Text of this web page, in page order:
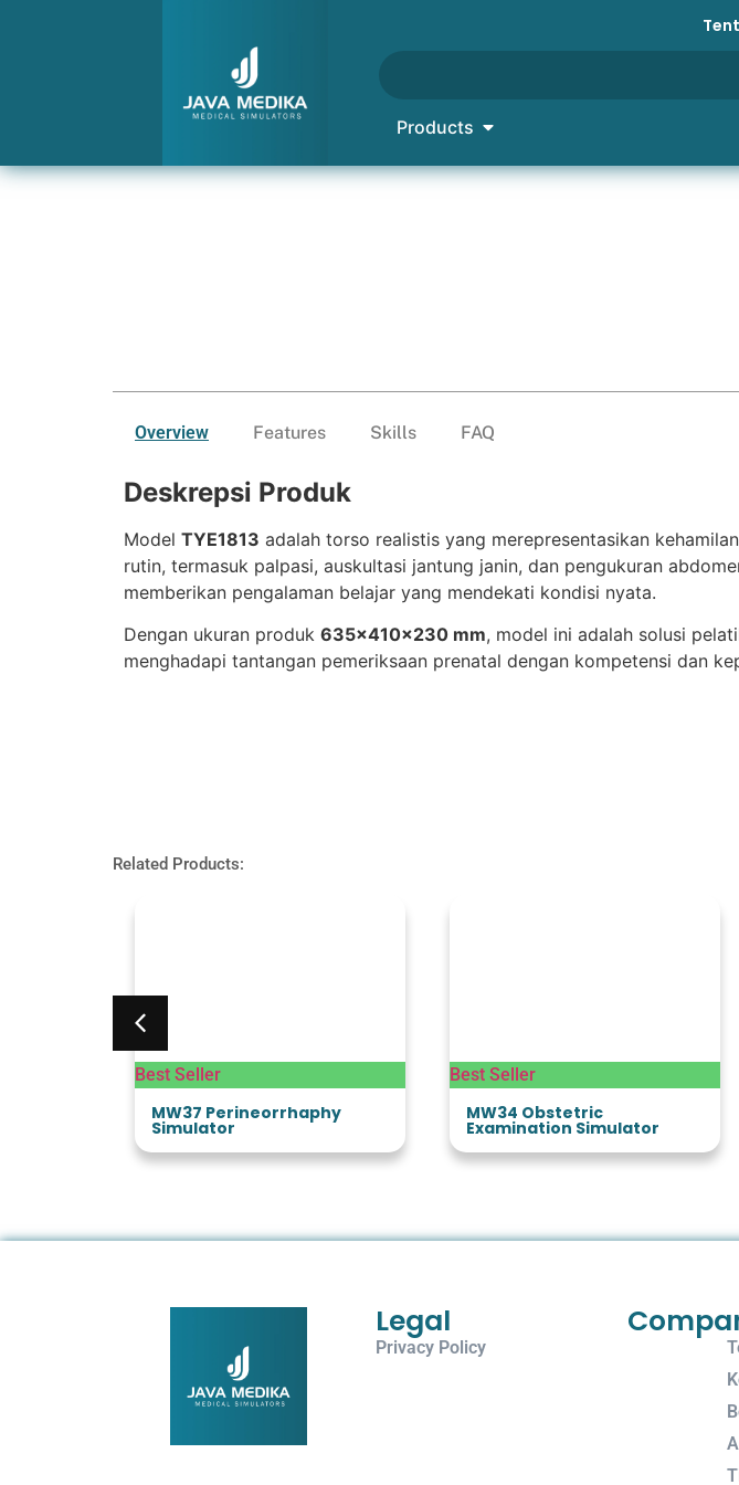
Products
Overview Features Skills FAQ
Deskrepsi Produk
Model TYE1813 adalah torso realistis yang merepresentasikan
rutin, termasuk palpasi, auskultasi jantung janin, dan pengukuran
memberikan pengalaman belajar yang mendekati kondisi nyata.
Dengan ukuran produk 635×410×230 mm, model ini adalah solusi
menghadapi tantangan pemeriksaan prenatal dengan kompetensi dan
Related Products:
Best Seller
MW37 Perineorrhaphy
Simulator
Best Seller
MW34 Obstetric
Examination Simulator
Legal
Privacy Policy